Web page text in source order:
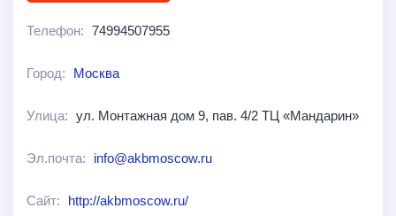
Телефон: 74994507955
Город: Москва
Улица: ул. Монтажная дом 9, пав. 4/2 ТЦ «Мандарин»
Эл.почта: info@akbmoscow.ru
Сайт: http://akbmoscow.ru/